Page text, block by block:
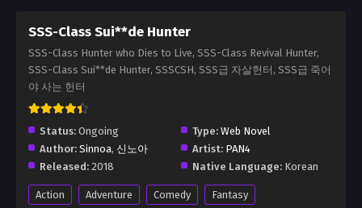
SSS-Class Sui**de Hunter
SSS-Class Hunter who Dies to Live, SSS-Class Revival Hunter,
SSS-Class Sui**de Hunter, SSSCSH, SSS급 자살헌터, SSS급 죽어
야 사는 헌터
Status: Ongoing Type: Web Novel
Author: Sinnoa, 신노아 Artist: PAN4
Released: 2018 Native Language: Korean
Action Adventure Comedy
Fantasy